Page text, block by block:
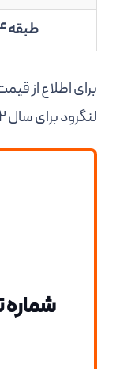
طبقه 4
برای اطلاع از
لنگرود برای سال 1402 تماس بگیرید.